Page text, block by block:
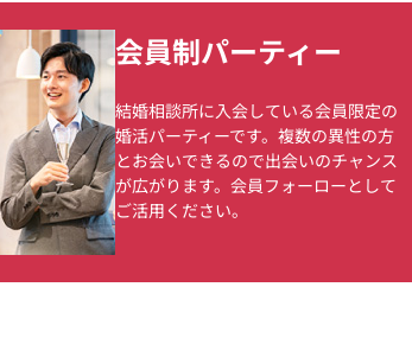
会員制パーティー
結婚相談所に入会している会員限定の
婚活パーティーです。複数の異性の方
とお会いできるので出会いのチャンス
が広がります。会員フォーローとして
ご活用ください。